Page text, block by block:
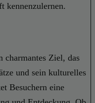
kennenzulernen.
Ziel, das
und sein kulturelles
Besuchern eine